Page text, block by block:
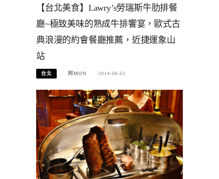
【台北美食】Lawry’s勞瑞斯牛肋排餐
廳~極致美味的熟成牛排饗宴，歐式古
典浪漫的約會餐廳推薦，近捷運象山
站
台北 阿MON 2014-08-02